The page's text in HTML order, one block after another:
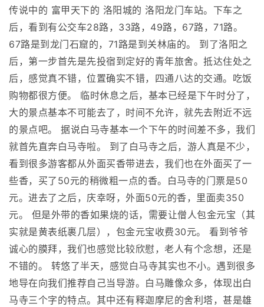
传说中的 富甲天下的 洛阳城的 洛阳龙门车站。下车之
后，看到有公交车28路，33路，49路，67路，71路。
67路是到龙门石窟的，71路是到关林庙的。 到了洛阳之
后，第一步首先是先投宿到定好的青年旅舍。抵达住处之
后，感觉真不错，位置确实不错，四通八达的交通。吃饭
购物都很方便。 临时休息之后，基本已经是下午时分了，
大的景点基本不可能去了，时间不允许，就先去附近不远
的景点吧。 据说白马寺基本一个下午的时间差不多，我们
就首先直奔白马寺啦。 到了白马寺之后，游人真是不少，
看到很多游客都从外面买香带进去，我们也在外面买了一
些香，买了50元的稍微粗一点的香。白马寺的门票是50
元。进去了之后，庆幸呀，外面50元的香，里面卖350
元。 但是外带的香如果烧的话，需要让僧人包金元宝（其
实就是黄表纸裹几层），包金元宝收费30元。 看到爷爷
诚心的膜拜，我们也感觉比较欣慰，老人有个念想，还是
不错的。 转悠了半天，感觉白马寺其实也不小。遇到很多
地导在向我们推荐自己当导游。白马雕像众多，体现出白
马寺三个字的特点。其中还有释迦摩尼的舍利塔，甚是雄